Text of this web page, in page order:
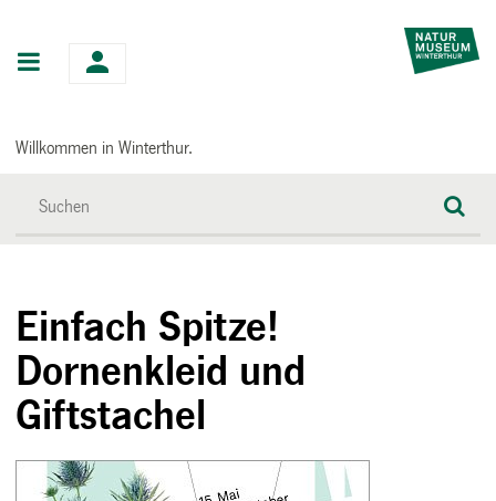
Hauptnavigation
Willkommen in Winterthur.
Einfach Spitze!
Dornenkleid und
Giftstachel